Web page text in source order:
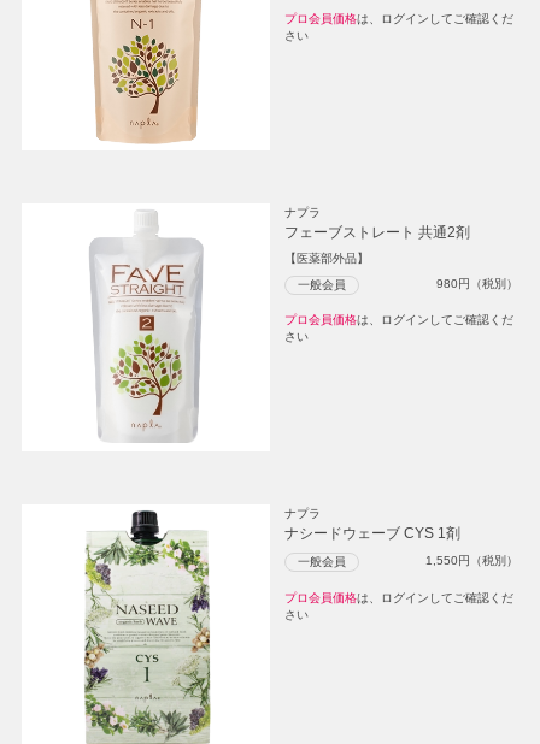
プロ会員価格は、ログインしてご確認くだ
さい
ナプラ
フェーブストレート 共通2剤
【医薬部外品】
一般会員 980円（税別）
プロ会員価格は、ログインしてご確認くだ
さい
ナプラ
ナシードウェーブ CYS 1剤
一般会員 1,550円（税別）
プロ会員価格は、ログインしてご確認くだ
さい